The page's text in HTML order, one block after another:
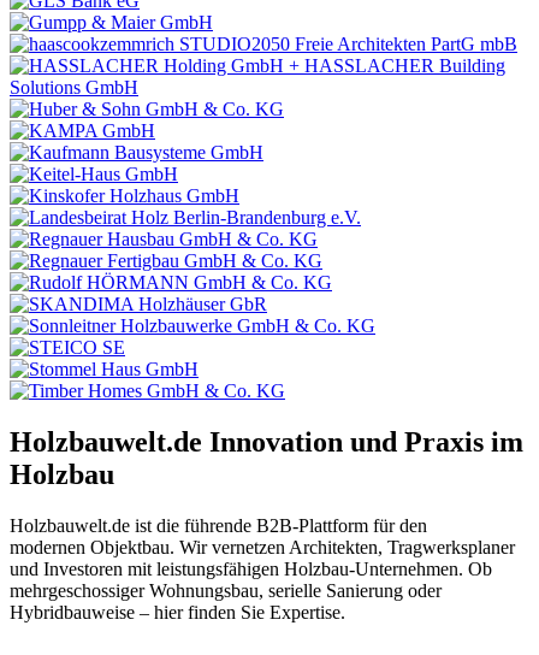
Holzbauwelt.de Innovation und Praxis im
Holzbau
Holzbauwelt.de ist die führende B2B-Plattform für den
modernen Objektbau. Wir vernetzen Architekten, Tragwerksplaner
und Investoren mit leistungsfähigen Holzbau-Unternehmen. Ob
mehrgeschossiger Wohnungsbau, serielle Sanierung oder
Hybridbauweise – hier finden Sie Expertise.